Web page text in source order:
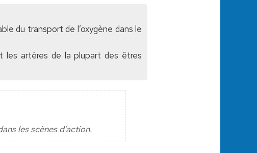
du transport de l’oxygène dans le
les artères de la plupart des êtres
les scènes d’action.